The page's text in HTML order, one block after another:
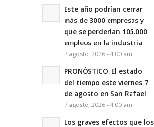
Este año podrían cerrar
más de 3000 empresas y
que se perderían 105.000
empleos en la industria
7 agosto, 2026 - 4:00 am
PRONÓSTICO. El estado
del tiempo este viernes 7
de agosto en San Rafael
7 agosto, 2026 - 4:00 am
Los graves efectos que los